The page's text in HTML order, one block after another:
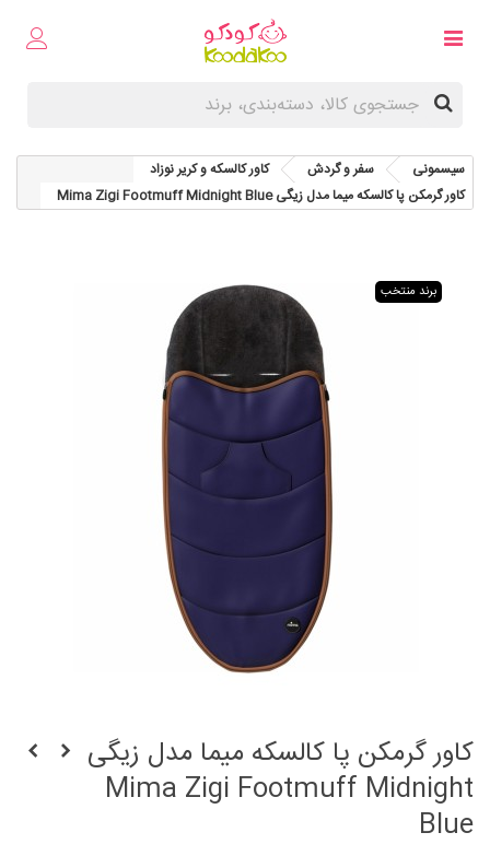
سیسمونی سفر و گردش
کاور کالسکه و کریر نوزاد
کاور گرمکن پا کالسکه میما مدل زیگی Mima Zigi Footmuff Midnight Blue
برند منتخب
کاور گرمکن پا کالسکه میما مدل زیگی
Mima Zigi Footmuff Midnight
Blue